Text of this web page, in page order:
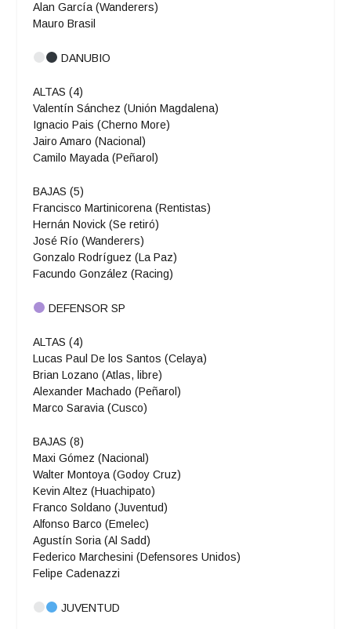
Alan García (Wanderers)
Mauro Brasil
DANUBIO
ALTAS (4)
Valentín Sánchez (Unión Magdalena)
Ignacio Pais (Cherno More)
Jairo Amaro (Nacional)
Camilo Mayada (Peñarol)
BAJAS (5)
Francisco Martinicorena (Rentistas)
Hernán Novick (Se retiró)
José Río (Wanderers)
Gonzalo Rodríguez (La Paz)
Facundo González (Racing)
DEFENSOR SP
ALTAS (4)
Lucas Paul De los Santos (Celaya)
Brian Lozano (Atlas, libre)
Alexander Machado (Peñarol)
Marco Saravia (Cusco)
BAJAS (8)
Maxi Gómez (Nacional)
Walter Montoya (Godoy Cruz)
Kevin Altez (Huachipato)
Franco Soldano (Juventud)
Alfonso Barco (Emelec)
Agustín Soria (Al Sadd)
Federico Marchesini (Defensores Unidos)
Felipe Cadenazzi
JUVENTUD